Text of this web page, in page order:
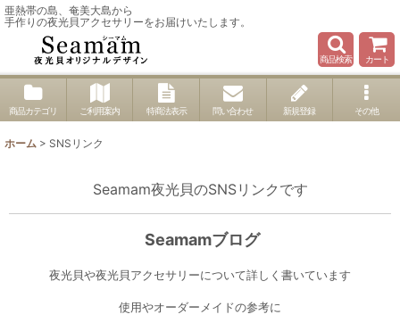
亜熱帯の島、奄美大島から
手作りの夜光貝アクセサリーをお届けいたします。
商品検索 カート
商品カテゴリ ご利用案内 特商法表示 問い合わせ 新規登録 その他
ホーム > SNSリンク
Seamam夜光貝のSNSリンクです
Seamamブログ
夜光貝や夜光貝アクセサリーについて詳しく書いています
使用やオーダーメイドの参考に